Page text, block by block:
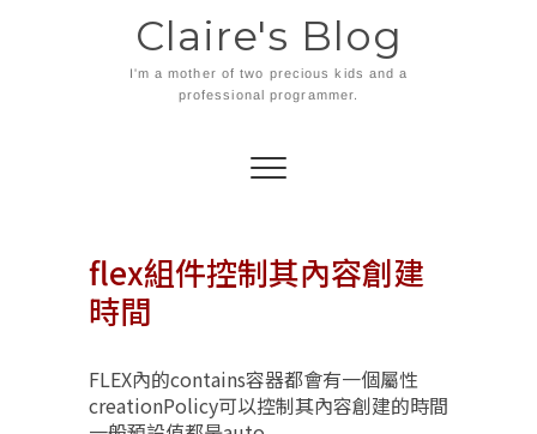
Claire's Blog
I'm a mother of two precious kids and a
professional programmer.
flex組件控制其內容創建
時間
FLEX內的contains容器都會有一個屬性
creationPolicy可以控制其內容創建的時間